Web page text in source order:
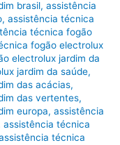
brasil,assistência
,assistência técnica
técnica fogão
fogão electrolux
electrolux jardim da
jardim da saúde,
das acácias,
das vertentes,
europa,assistência
assistência técnica
técnica